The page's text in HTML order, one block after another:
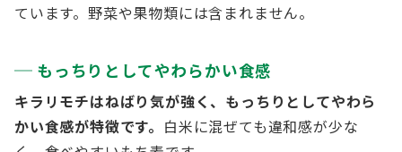
ています。野菜や果物類には含まれません。
もっちりとしてやわらかい食感
キラリモチはねばり気が強く、もっちりとしてやわら
かい食感が特徴です。 白米に混ぜても違和感が少な